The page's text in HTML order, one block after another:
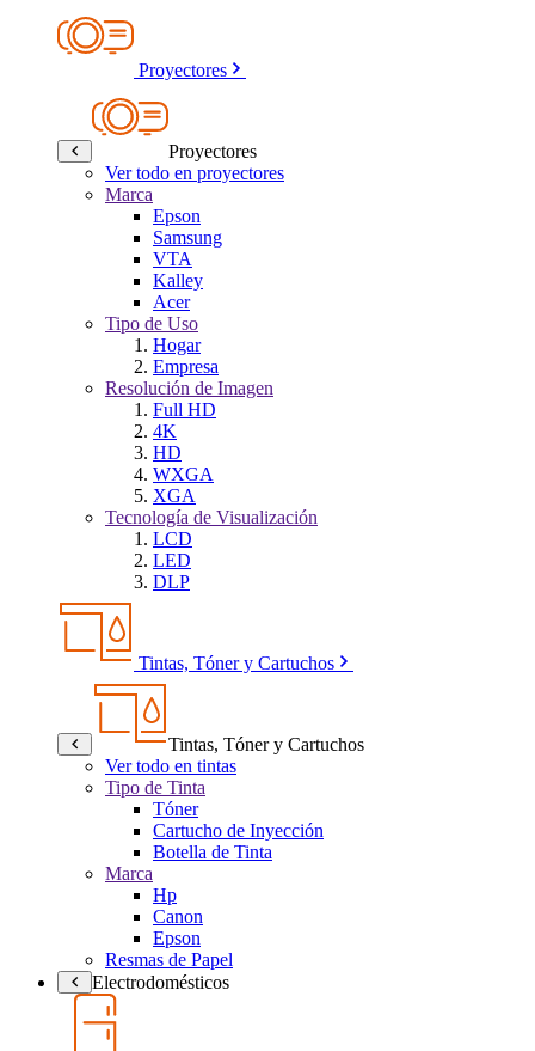
Proyectores
Proyectores
Ver todo en proyectores
Marca
Epson
Samsung
VTA
Kalley
Acer
Tipo de Uso
Hogar
Empresa
Resolución de Imagen
Full HD
4K
HD
WXGA
XGA
Tecnología de Visualización
LCD
LED
DLP
Tintas, Tóner y Cartuchos
Tintas, Tóner y Cartuchos
Ver todo en tintas
Tipo de Tinta
Tóner
Cartucho de Inyección
Botella de Tinta
Marca
Hp
Canon
Epson
Resmas de Papel
Electrodomésticos